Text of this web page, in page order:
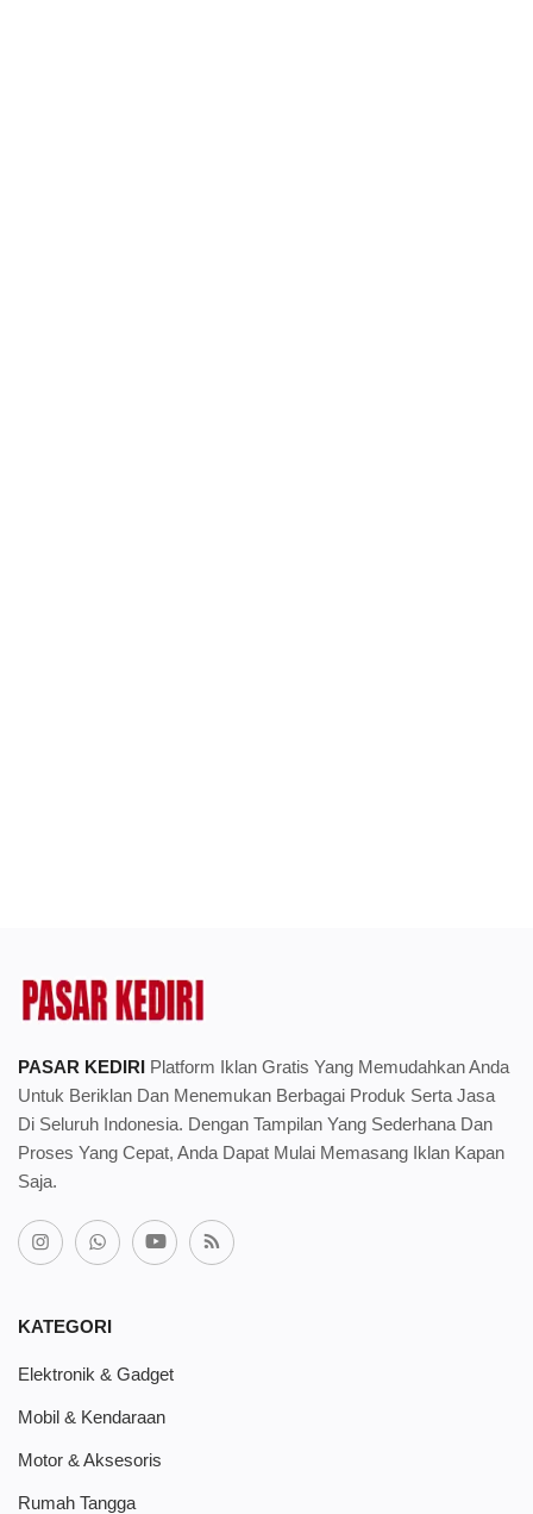
PASAR KEDIRI Platform Iklan Gratis Yang Memudahkan Anda
Untuk Beriklan Dan Menemukan Berbagai Produk Serta Jasa
Di Seluruh Indonesia. Dengan Tampilan Yang Sederhana Dan
Proses Yang Cepat, Anda Dapat Mulai Memasang Iklan Kapan
Saja.
KATEGORI
Elektronik & Gadget
Mobil & Kendaraan
Motor & Aksesoris
Rumah Tangga